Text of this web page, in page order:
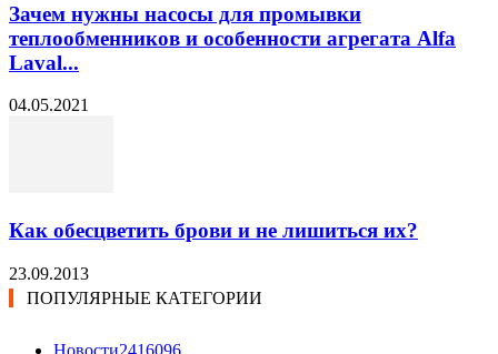
Зачем нужны насосы для промывки
теплообменников и особенности агрегата Alfa
Laval...
04.05.2021
Как обесцветить брови и не лишиться их?
23.09.2013
ПОПУЛЯРНЫЕ КАТЕГОРИИ
Новости2416096